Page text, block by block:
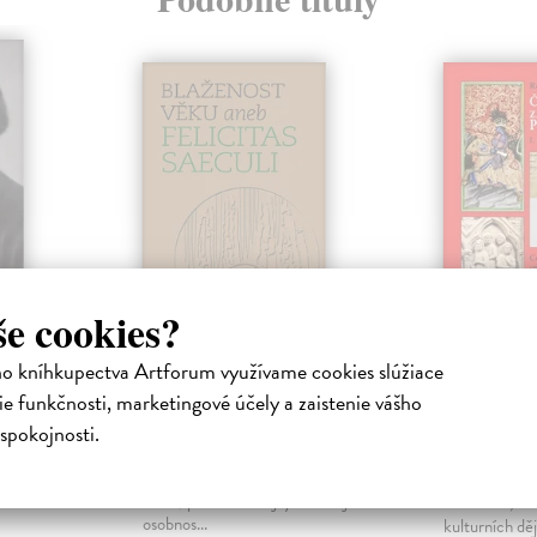
cookies?
kníhkupectva Artforum využívame cookies slúžiace
funkčnosti, marketingové účely a zaistenie vášho
Blaženost věku
aneb Felicitas
saeculi
osobnos...
České
sociálních,
kulturních